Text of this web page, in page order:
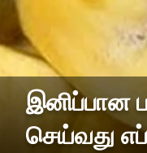
இனிப்பான
செய்வது